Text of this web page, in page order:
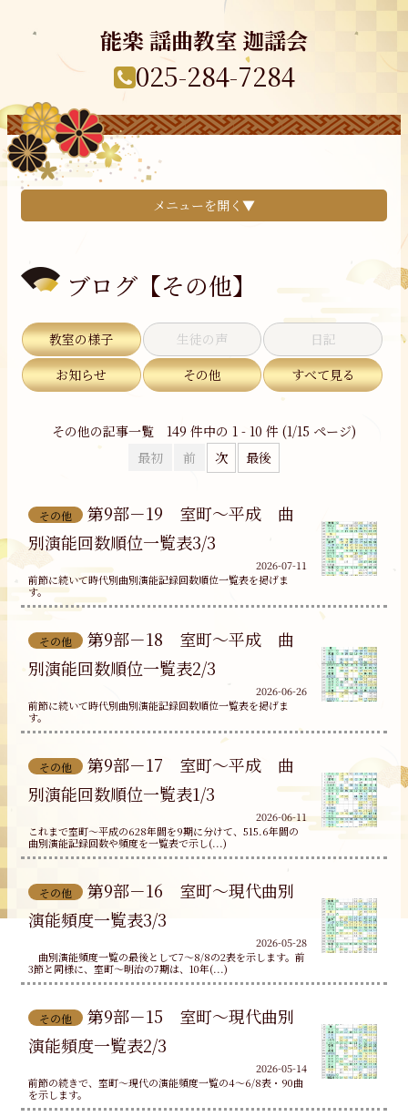
能楽 謡曲教室 迦謡会
025-284-7284
メニューを開く▼
ブログ【その他】
教室の様子 生徒の声
日記
お知らせ
その他 すべて見る
その他の記事一覧 149 件中の 1 - 10 件 (1/15 ページ)
最初
前 次 最後
その他
第9部－19 室町～平成 曲
別演能回数順位一覧表3/3
2026-07-11
前節に続いて時代別曲別演能記録回数順位一覧表を掲げま
す。
その他
第9部－18 室町～平成 曲
別演能回数順位一覧表2/3
2026-06-26
前節に続いて時代別曲別演能記録回数順位一覧表を掲げま
す。
その他
第9部－17 室町～平成 曲
別演能回数順位一覧表1/3
2026-06-11
これまで室町～平成の628年間を9期に分けて、515.6年間の
曲別演能記録回数や頻度を一覧表で示し(...)
その他
第9部－16 室町～現代曲別
演能頻度一覧表3/3
2026-05-28
曲別演能頻度一覧の最後として7～8/8の2表を示します。前
3節と同様に、室町～明治の7期は、10年(...)
その他
第9部－15 室町～現代曲別
演能頻度一覧表2/3
2026-05-14
前節の続きで、室町～現代の演能頻度一覧の4～6/8表・90曲
を示します。